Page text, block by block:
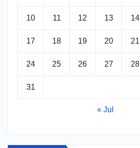
10 11 12 13 14
17 18 19 20 21
24 25 26 27 28
31
« Jul